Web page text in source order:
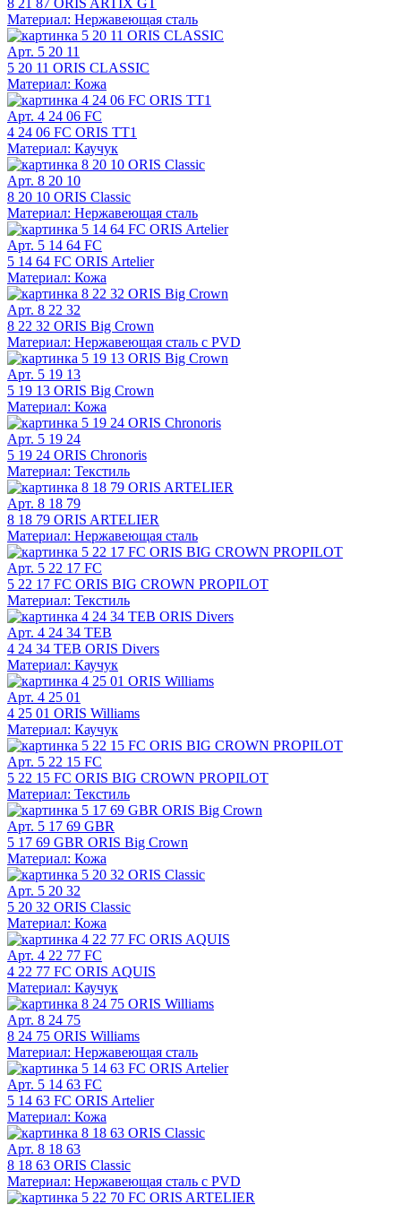
8 21 87 ORIS ARTIX GT
Материал: Нержавеющая сталь
Арт. 5 20 11
5 20 11 ORIS CLASSIC
Материал: Кожа
Арт. 4 24 06 FC
4 24 06 FC ORIS TT1
Материал: Каучук
Арт. 8 20 10
8 20 10 ORIS Classic
Материал: Нержавеющая сталь
Арт. 5 14 64 FC
5 14 64 FC ORIS Artelier
Материал: Кожа
Арт. 8 22 32
8 22 32 ORIS Big Crown
Материал: Нержавеющая сталь с PVD
Арт. 5 19 13
5 19 13 ORIS Big Crown
Материал: Кожа
Арт. 5 19 24
5 19 24 ORIS Chronoris
Материал: Текстиль
Арт. 8 18 79
8 18 79 ORIS ARTELIER
Материал: Нержавеющая сталь
Арт. 5 22 17 FC
5 22 17 FC ORIS BIG CROWN PROPILOT
Материал: Текстиль
Арт. 4 24 34 TEB
4 24 34 TEB ORIS Divers
Материал: Каучук
Арт. 4 25 01
4 25 01 ORIS Williams
Материал: Каучук
Арт. 5 22 15 FC
5 22 15 FC ORIS BIG CROWN PROPILOT
Материал: Текстиль
Арт. 5 17 69 GBR
5 17 69 GBR ORIS Big Crown
Материал: Кожа
Арт. 5 20 32
5 20 32 ORIS Classic
Материал: Кожа
Арт. 4 22 77 FC
4 22 77 FC ORIS AQUIS
Материал: Каучук
Арт. 8 24 75
8 24 75 ORIS Williams
Материал: Нержавеющая сталь
Арт. 5 14 63 FC
5 14 63 FC ORIS Artelier
Материал: Кожа
Арт. 8 18 63
8 18 63 ORIS Classic
Материал: Нержавеющая сталь с PVD